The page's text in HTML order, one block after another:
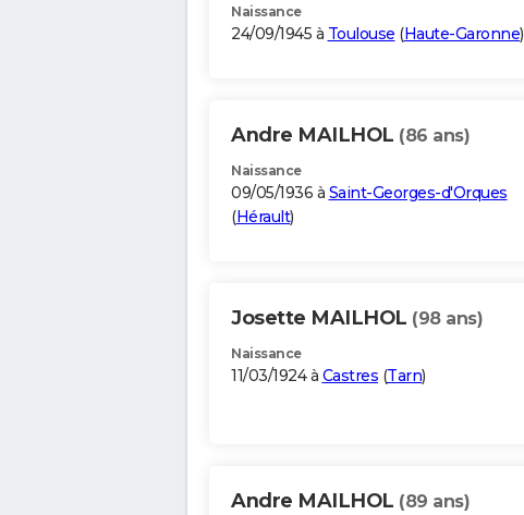
Naissance
24/09/1945 à Toulouse (Haute-Garonne)
Andre MAILHOL (86 ans)
Naissance
09/05/1936 à Saint-Georges-d'Orques
(Hérault)
Josette MAILHOL (98 ans)
Naissance
11/03/1924 à Castres (Tarn)
Andre MAILHOL (89 ans)